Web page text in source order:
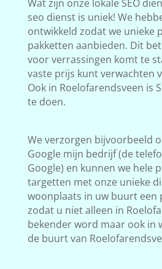
Wat zijn onze lokale SEO
seo dienst is uniek! We
ontwikkeld zodat we unieke
pakketten aanbieden. Dit
voor verrassingen komt te
vaste prijs kunt verwachten
Ook in Roelofarendsveen is
te doen.
We verzorgen bijvoorbeeld
Google mijn bedrijf (de
Google) en kunnen we hele
targetten met onze unieke
woonplaats in uw buurt een
zodat u niet alleen in
bekender word maar ook in
de buurt van